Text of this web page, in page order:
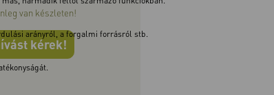
arányról, a forgalmi forrásról stb.
van készleten!
kérek!